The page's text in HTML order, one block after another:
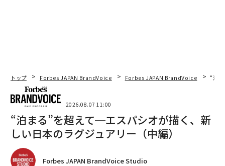
トップ Forbes JAPAN BrandVoice Forbes JAPAN BrandVoice “泊
2026.08.07 11:00
“泊まる”を超えて─エスパシオが描く、新
しい日本のラグジュアリー（中編）
Forbes JAPAN BrandVoice Studio